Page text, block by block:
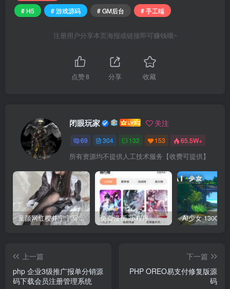
# H5 # 游戏源码 # GM后台 # 手工端
注册用户分享本页海报或链接即可赚钱哦~
点赞8 分享 收藏
闭眼玩家 关注
69 304 132 153 65.5W+
所有资源均不提供人工技术服务【收费可提供】
童颜网红樱井宁宁写真集套图 免费漫画 小程序
上一篇
php 企业3级推广报单分销源
码下载会员注册管理系统
下一篇
PHP OREO易支付修复版源
码